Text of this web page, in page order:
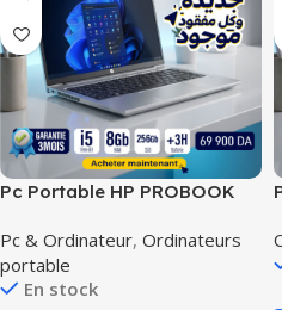
Pc Portable HP PROBOOK
Pc & Ordinateur, Ordinateurs
portable
En stock